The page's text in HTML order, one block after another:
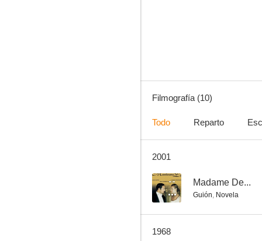
--
Filmografía (10)
Todo Reparto
2001
-- Madame De...
Guión, Novela
1968